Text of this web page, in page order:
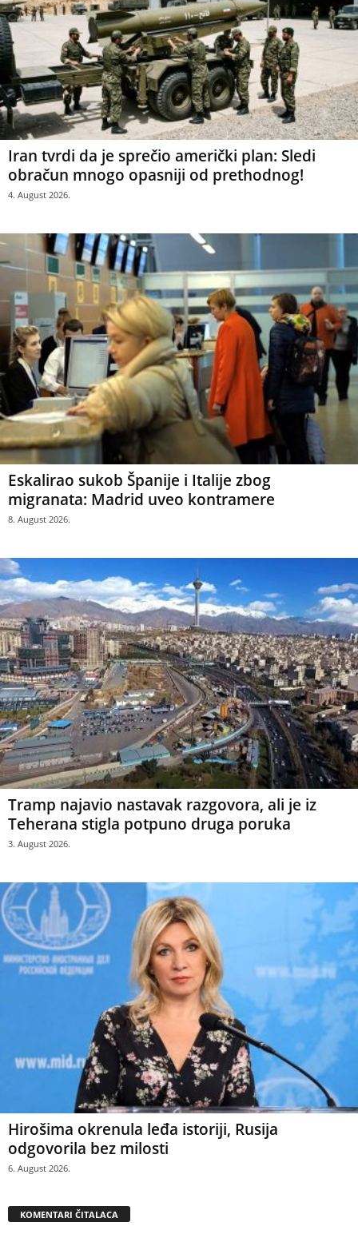
Iran tvrdi da je sprečio američki plan: Sledi
obračun mnogo opasniji od prethodnog!
4. August 2026.
Eskalirao sukob Španije i Italije zbog
migranata: Madrid uveo kontramere
8. August 2026.
Tramp najavio nastavak razgovora, ali je iz
Teherana stigla potpuno druga poruka
3. August 2026.
Hirošima okrenula leđa istoriji, Rusija
odgovorila bez milosti
6. August 2026.
KOMENTARI ČITALACA